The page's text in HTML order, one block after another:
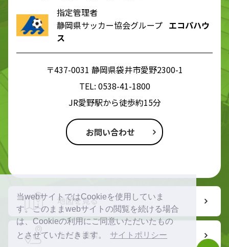
当webサイトではCookieを使用していま
す。このままwebサイトの閲覧を続ける場合
は、Cookieの利用にご同意いただいたもの
とさせていただきます。
サイトポリシー
指定管理者
静岡県サッカー協会グループ エコパハウ
ス
〒437-0031 静岡県袋井市愛野2300-1
TEL: 0538-41-1800
JR愛野駅から徒歩約15分
お問い合わせ
地図を見る
ルート検索